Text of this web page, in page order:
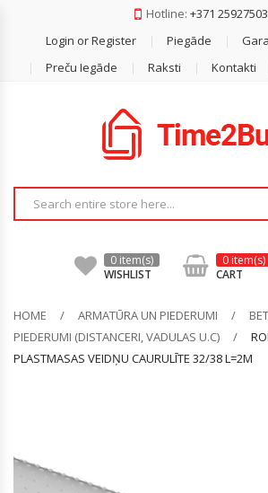
Dakstiņš
Bezazbesta Šīferis
Gāzbetona Bloki
Mūrjava / Bloku Līmes
Pārsedzes
Reģipsis
Profilu Stiprinājumi
Reģipša Profili
Stūri, Šinas, Vadula
Akmens Vate
Ekstrudētais Putuplasts
Fasādes Vate
Armatūra
Betonēšanas Piederumi (distanceri,
Vadulas U.c)
Durelis
Finiera Saplāksnis
Difūzijas Membrānas
Pretvēja Plēves
Savienošanas Lentas
Hotline: +371 25927503
Login or Register
Piegāde
Preču Iegāde
Raksti Kontakti
0 item(s)
WISHLIST
0 item(s)
CART
HOME ARMATŪRA UN PIEDERUMI
PIEDERUMI (DISTANCERI, VADULAS U.C)
PLASTMASAS VEIDŅU CAURULĪTE 32/38 L=2M